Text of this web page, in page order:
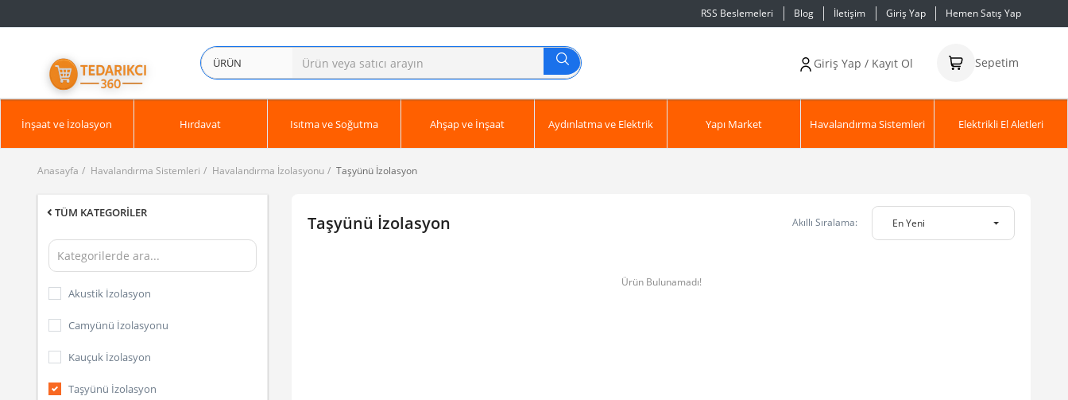
RSS Beslemeleri Blog İletişim Giriş Yap Hemen Satış Yap
ÜRÜN Giriş Yap / Kayıt Ol Sepetim
İnşaat ve İzolasyon Hırdavat Isıtma ve Soğutma Ahşap ve İnşaat Aydınlatma ve Elektrik Yapı Market Havalandırma Sistemleri Elektrikli El Aletleri
Anasayfa Havalandırma Sistemleri Havalandırma İzolasyonu Taşyünü İzolasyon
TÜM KATEGORILER
Akustik İzolasyon
Camyünü İzolasyonu
Kauçuk İzolasyon
Taşyünü İzolasyon
Taşyünü İzolasyon Akıllı Sıralama: En Yeni
Ürün Bulunamadı!